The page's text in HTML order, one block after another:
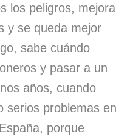
los peligros, mejora
y se queda mejor
sabe cuándo
y pasar a un
años, cuando
serios problemas en
porque